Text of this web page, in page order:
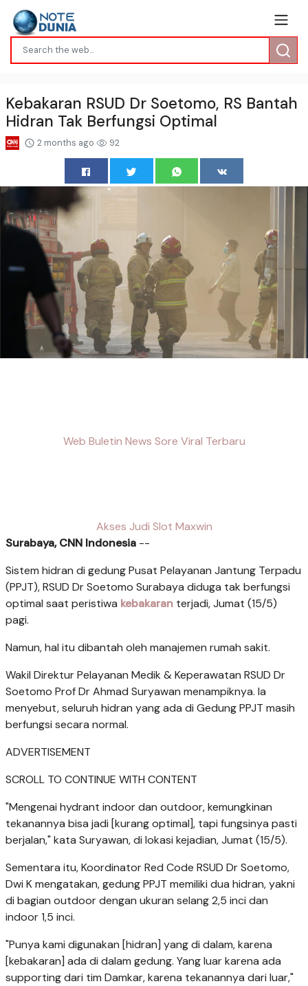
Kebakaran RSUD Dr Soetomo, RS Bantah
Hidran Tak Berfungsi Optimal
2 months ago 92
Web Buletin News Sore Viral Terbaru
Akses Judi Slot Maxwin
Surabaya, CNN Indonesia --
Sistem hidran di gedung Pusat Pelayanan Jantung Terpadu
(PPJT), RSUD Dr Soetomo Surabaya diduga tak berfungsi
optimal saat peristiwa kebakaran terjadi, Jumat (15/5)
pagi.
Namun, hal itu dibantah oleh manajemen rumah sakit.
Wakil Direktur Pelayanan Medik & Keperawatan RSUD Dr
Soetomo Prof Dr Ahmad Suryawan menampiknya. Ia
menyebut, seluruh hidran yang ada di Gedung PPJT masih
berfungsi secara normal.
ADVERTISEMENT
SCROLL TO CONTINUE WITH CONTENT
"Mengenai hydrant indoor dan outdoor, kemungkinan
tekanannya bisa jadi [kurang optimal], tapi fungsinya pasti
berjalan," kata Suryawan, di lokasi kejadian, Jumat (15/5).
Sementara itu, Koordinator Red Code RSUD Dr Soetomo,
Dwi K mengatakan, gedung PPJT memiliki dua hidran, yakni
di bagian outdoor dengan ukuran selang 2,5 inci dan
indoor 1,5 inci.
"Punya kami digunakan [hidran] yang di dalam, karena
[kebakaran] ada di dalam gedung. Yang luar karena ada
supporting dari tim Damkar, karena tekanannya dari luar,"